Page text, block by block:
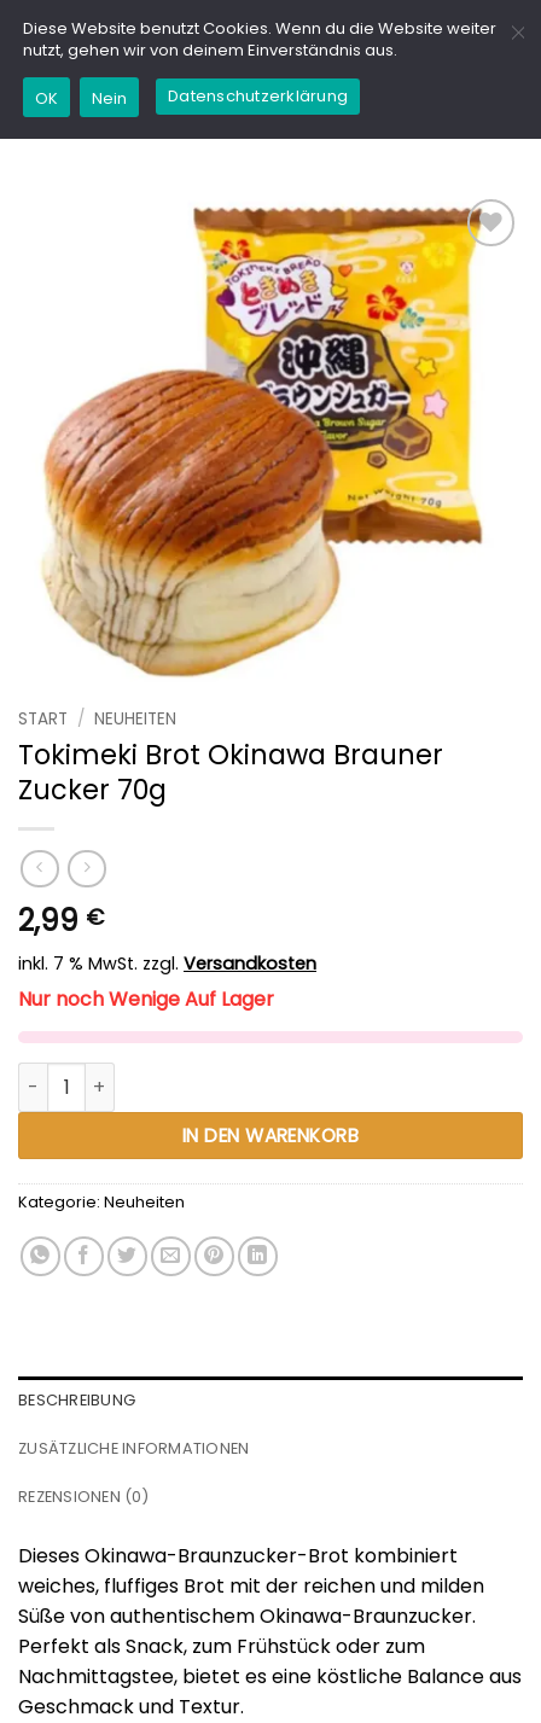
Inhalt
springen
Kaufe dieses Produkt und erhalte 14,95
Add to
wishlist
START / NEUHEITEN
Tokimeki Brot Okinawa Brauner
Zucker 70g
2,99 €
inkl. 7 % MwSt. zzgl. Versandkosten
Nur noch Wenige Auf Lager
Tokimeki Brot Okinawa Brauner Zucker 70g Menge
IN DEN WARENKORB
Alternative:
Kategorie: Neuheiten
BESCHREIBUNG
ZUSÄTZLICHE INFORMATIONEN
REZENSIONEN (0)
Dieses Okinawa-Braunzucker-Brot kombiniert
weiches, fluffiges Brot mit der reichen und milden
Süße von authentischem Okinawa-Braunzucker.
Perfekt als Snack, zum Frühstück oder zum
Nachmittagstee, bietet es eine köstliche Balance aus
Geschmack und Textur.
Diese Website benutzt Cookies. Wenn du die Website weiter
nutzt, gehen wir von deinem Einverständnis aus.
OK Nein Datenschutzerklärung